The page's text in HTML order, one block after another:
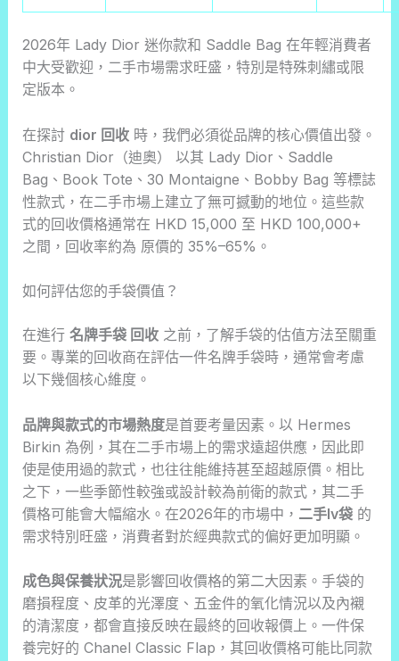
2026年 Lady Dior 迷你款和 Saddle Bag 在年輕消費者
中大受歡迎，二手市場需求旺盛，特別是特殊刺繡或限
定版本。
在探討 dior 回收時，我們必須從品牌的核心價值出發。
Christian Dior（迪奧） 以其 Lady Dior、Saddle
Bag、Book Tote、30 Montaigne、Bobby Bag 等標誌
性款式，在二手市場上建立了無可撼動的地位。這些款
式的回收價格通常在 HKD 15,000 至 HKD 100,000+
之間，回收率約為 原價的 35%–65%。
如何評估您的手袋價值？
在進行 名牌手袋 回收之前，了解手袋的估值方法至關重
要。專業的回收商在評估一件名牌手袋時，通常會考慮
以下幾個核心維度。
品牌與款式的市場熱度是首要考量因素。以 Hermes
Birkin 為例，其在二手市場上的需求遠超供應，因此即
使是使用過的款式，也往往能維持甚至超越原價。相比
之下，一些季節性較強或設計較為前衛的款式，其二手
價格可能會大幅縮水。在2026年的市場中， 二手lv袋的
需求特別旺盛，消費者對於經典款式的偏好更加明顯。
成色與保養狀況是影響回收價格的第二大因素。手袋的
磨損程度、皮革的光澤度、五金件的氧化情況以及內襯
的清潔度，都會直接反映在最終的回收報價上。一件保
養完好的 Chanel Classic Flap，其回收價格可能比同款